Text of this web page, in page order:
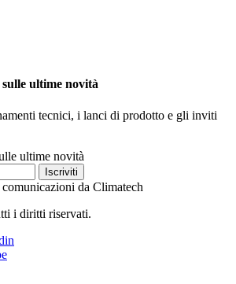
ultime novità
tecnici, i lanci di prodotto e gli inviti
ultime novità
Iscriviti
da Climatech
i diritti riservati.